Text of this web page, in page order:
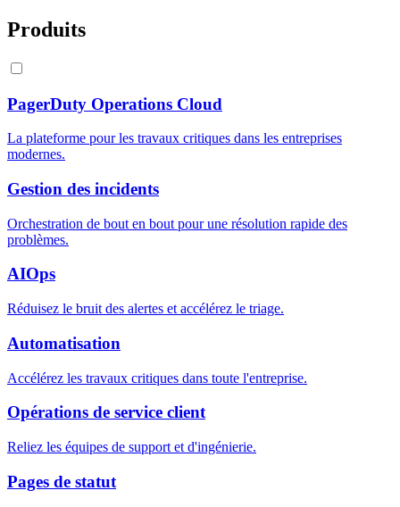
Produits
PagerDuty Operations Cloud
La plateforme pour les travaux critiques dans les entreprises
modernes.
Gestion des incidents
Orchestration de bout en bout pour une résolution rapide des
problèmes.
AIOps
Réduisez le bruit des alertes et accélérez le triage.
Automatisation
Accélérez les travaux critiques dans toute l'entreprise.
Opérations de service client
Reliez les équipes de support et d'ingénierie.
Pages de statut